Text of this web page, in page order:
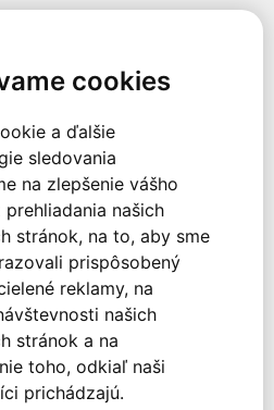
cookies
a ďalšie
sledovania
na zlepšenie vášho
našich
stránok, na to, aby sme
prispôsobený
reklamy, na
našich
stránok a na
toho, odkiaľ naši
prichádzajú.
Pracovné príležitosti
Všeobecné zmluvné
podmienky
Alternatívne riešenie
sporov
Spracovanie osobných
údajov